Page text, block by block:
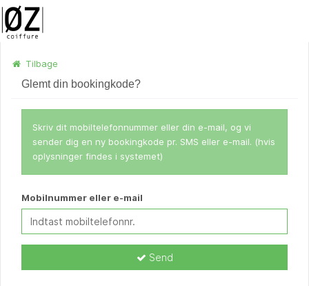
Tilbage
Glemt din bookingkode?
Skriv dit mobiltelefonnummer eller din e-mail, og vi
sender dig en ny bookingkode pr. SMS eller e-mail. (hvis
oplysninger findes i systemet)
Mobilnummer eller e-mail
Send